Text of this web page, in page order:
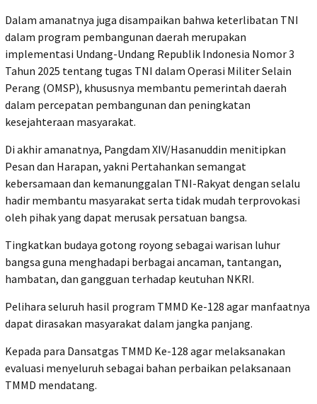
Dalam amanatnya juga disampaikan bahwa keterlibatan TNI
dalam program pembangunan daerah merupakan
implementasi Undang-Undang Republik Indonesia Nomor 3
Tahun 2025 tentang tugas TNI dalam Operasi Militer Selain
Perang (OMSP), khususnya membantu pemerintah daerah
dalam percepatan pembangunan dan peningkatan
kesejahteraan masyarakat.
Di akhir amanatnya, Pangdam XIV/Hasanuddin menitipkan
Pesan dan Harapan, yakni Pertahankan semangat
kebersamaan dan kemanunggalan TNI-Rakyat dengan selalu
hadir membantu masyarakat serta tidak mudah terprovokasi
oleh pihak yang dapat merusak persatuan bangsa.
Tingkatkan budaya gotong royong sebagai warisan luhur
bangsa guna menghadapi berbagai ancaman, tantangan,
hambatan, dan gangguan terhadap keutuhan NKRI.
Pelihara seluruh hasil program TMMD Ke-128 agar manfaatnya
dapat dirasakan masyarakat dalam jangka panjang.
Kepada para Dansatgas TMMD Ke-128 agar melaksanakan
evaluasi menyeluruh sebagai bahan perbaikan pelaksanaan
TMMD mendatang.